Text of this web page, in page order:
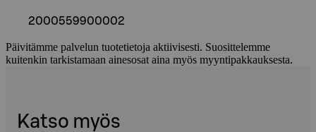
2000559900002
Päivitämme palvelun tuotetietoja aktiivisesti. Suosittelemme
kuitenkin tarkistamaan ainesosat aina myös myyntipakkauksesta.
Katso myös